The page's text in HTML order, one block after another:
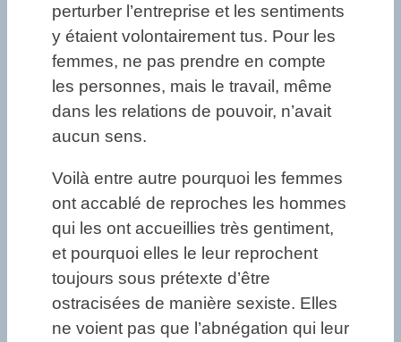
perturber l’entreprise et les sentiments
y étaient volontairement tus. Pour les
femmes, ne pas prendre en compte
les personnes, mais le travail, même
dans les relations de pouvoir, n’avait
aucun sens.
Voilà entre autre pourquoi les femmes
ont accablé de reproches les hommes
qui les ont accueillies très gentiment,
et pourquoi elles le leur reprochent
toujours sous prétexte d’être
ostracisées de manière sexiste. Elles
ne voient pas que l’abnégation qui leur